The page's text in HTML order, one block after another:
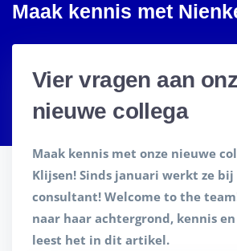
Maak kennis met
Vier vragen aan
nieuwe collega
Maak kennis met onze nieuwe
Klijsen! Sinds januari werkt ze bij
consultant! Welcome to the
naar haar achtergrond, kennis en
leest het in dit artikel.